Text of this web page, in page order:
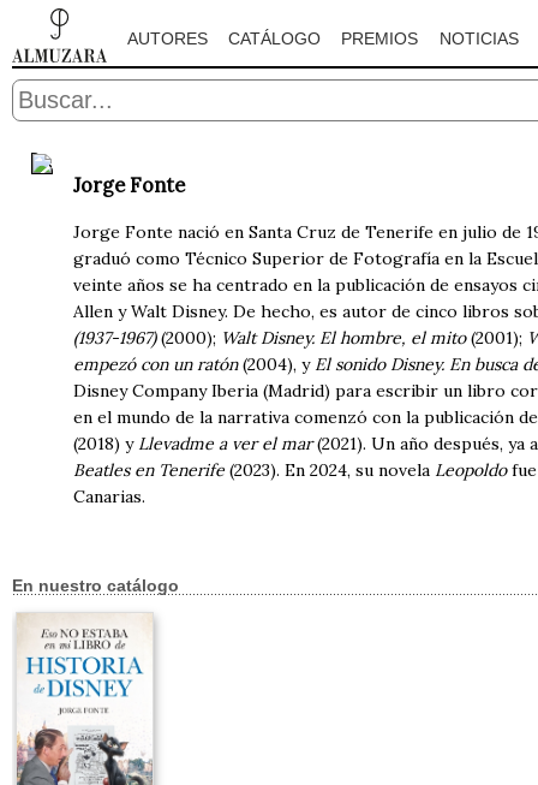
AUTORES CATÁLOGO PREMIOS NOTICIAS
Jorge Fonte
Jorge Fonte nació en Santa Cruz de Tenerife en julio de
graduó como Técnico Superior de Fotografía en la
veinte años se ha centrado en la publicación de ensayos
Allen y Walt Disney. De hecho, es autor de cinco libros
(1937-1967)(2000); Walt Disney. El hombre, el mito(2001);
empezó con un ratón(2004), y El sonido Disney. En busca
Disney Company Iberia (Madrid) para escribir un libro
en el mundo de la narrativa comenzó con la publicación
(2018) y Llevadme a ver el mar(2021). Un año después,
Beatles en Tenerife (2023). En 2024, su novela Leopoldofue
Canarias.
En nuestro catálogo